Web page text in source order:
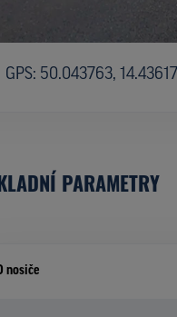
GPS: 50.043763,
PARAMETRY
nosiče